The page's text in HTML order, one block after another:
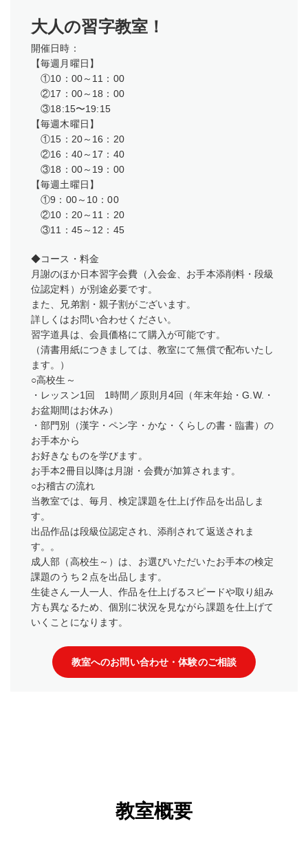
大人の習字教室！
開催日時：
【毎週月曜日】
①10：00～11：00
②17：00～18：00
③18:15〜19:15
【毎週木曜日】
①15：20～16：20
②16：40～17：40
③18：00～19：00
【毎週土曜日】
①9：00～10：00
​②10：20～11：20
③11：45～12：45
◆コース・料金
月謝のほか日本習字会費（入会金、お手本添削料・段級
位認定料）が別途必要です。
​また、兄弟割・親子割がございます。
詳しくはお問い合わせください。
習字道具は、会員価格にて購入が可能です。
（清書用紙につきましては、教室にて無償で配布いたし
ます。）
○高校生～
・レッスン1回 1時間／原則月4回（年末年始・G.W.・
お盆期間はお休み）
・部門別（漢字・ペン字・かな・くらしの書・臨書）の
お手本から
お好きなものを学びます。
お手本2冊目以降は月謝・会費が加算されます。
○お稽古の流れ
当教室では、毎月、検定課題を仕上げ作品を出品しま
す。
出品作品は段級位認定され、添削されて返送されま
す。。
成人部（高校生～）は、お選びいただいたお手本の検定
課題のうち２点を出品します。
​生徒さん一人一人、作品を仕上げるスピードや取り組み
方も異なるため、個別に状況を見ながら課題を仕上げて
いくことになります。
教室へのお問い合わせ・体験のご相談
教室概要